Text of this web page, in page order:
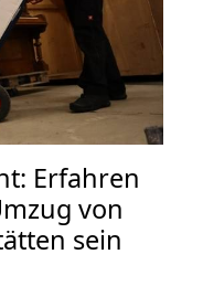
Erfahren
von
sein